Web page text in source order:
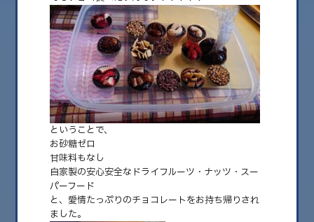
2026.02.27
パートナーへのプレゼント
こんにちは。Aiaiです。 ちょっと時差投稿ですが、2/14のバレンタインに向
けて スペシャルお料理……
ということで、
お砂糖ゼロ
甘味料もなし
自家製の安心安全なドライフルーツ・ナッツ・スー
パーフード
と、愛情たっぷりのチョコレートをお持ち帰りされ
ました。